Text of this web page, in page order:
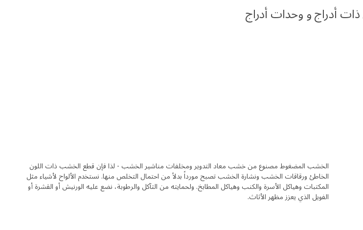
ذات أدراج و وحدات أدراج
الخشب المضغوط مصنوع من خشب معاد التدوير ومخلفات مناشير الخشب - لذا فإن قطع الخشب ذات اللون
الخاطئ ورقاقات الخشب ونشارة الخشب تصبح مورداً بدلاً من احتمال التخلص منها. نستخدم الألواح لأشياء مثل
المكتبات وهياكل الأسرة والكنب وهياكل المطابخ. ولحمايته من التآكل والرطوبة، نضع عليه الورنيش أو القشرة أو
الفويل الذي يعزز مظهر الأثاث.